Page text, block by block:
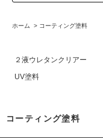
ホーム > コーティング塗料
２液ウレタンクリアー
UV塗料
コーティング塗料